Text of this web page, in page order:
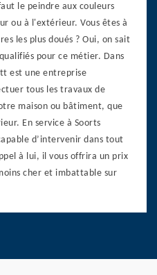
le peindre aux couleurs
ou à l'extérieur. Vous êtes à
les plus doués ? Oui, on sait
pour ce métier. Dans
est une entreprise
tous les travaux de
maison ou bâtiment, que
En service à Soorts
d’intervenir dans tout
à lui, il vous offrira un prix
cher et imbattable sur